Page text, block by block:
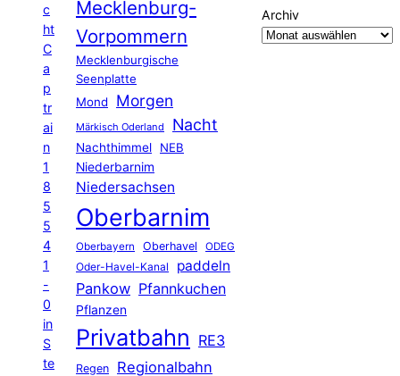
c
ht
C
a
p
tr
ai
n
1
8
5
5
4
1
-
0
in
S
te
Mecklenburg-
Vorpommern
Mecklenburgische
Seenplatte
Mond
Morgen
Märkisch Oderland Nacht
Nachthimmel
NEB
Niederbarnim
Niedersachsen
Oberbarnim
Oberbayern Oberhavel ODEG
Oder-Havel-Kanal paddeln
Pankow Pfannkuchen
Pflanzen
Privatbahn RE3
Regen Regionalbahn
Archiv